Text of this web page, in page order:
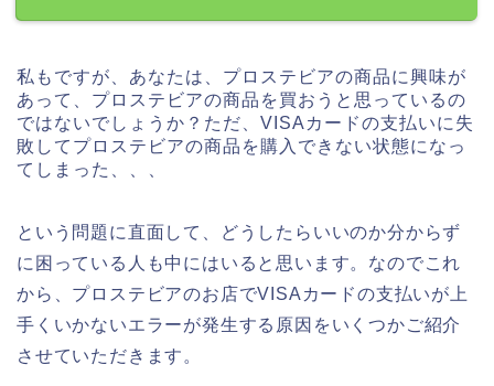
私もですが、あなたは、プロステビアの商品に興味が
あって、プロステビアの商品を買おうと思っているの
ではないでしょうか？ただ、VISAカードの支払いに失
敗してプロステビアの商品を購入できない状態になっ
てしまった、、、
という問題に直面して、どうしたらいいのか分からず
に困っている人も中にはいると思います。なのでこれ
から、プロステビアのお店でVISAカードの支払いが上
手くいかないエラーが発生する原因をいくつかご紹介
させていただきます。